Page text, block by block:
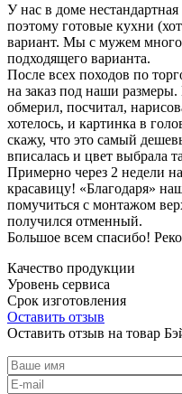
У нас в доме
поэтому готовые кухни
вариант. Мы с мужем
подходящего варианта.
После всех походов по
на заказ под наши
обмерил, посчитал,
хотелось, и картинка в
скажу, что это самый
вписалась и цвет выбрала
Примерно через 2 недели
красавицу! «Благодаря»
помучиться с монтажом
получился отменный.
Большое всем спасибо!
Качество продукции
Уровень сервиса
Срок изготовления
Оставить отзыв
Оставить отзыв на товар